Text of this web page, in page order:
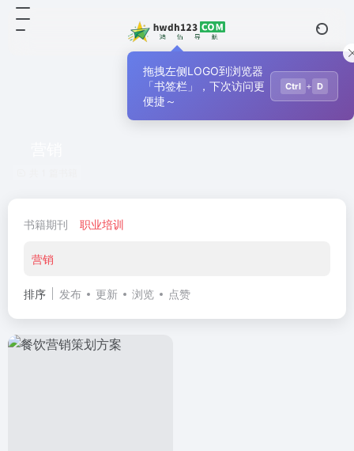
书籍期刊 职业培训
营销
排序 发布 更新 浏览 点赞
拖拽左侧LOGO到浏览器
「书签栏」，下次访问更
便捷～
Ctrl + D